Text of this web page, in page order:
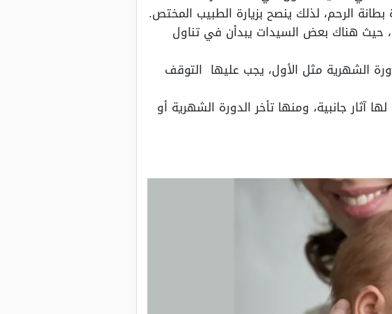
الرحم، لذلك ينصح بزيارة الطبيب المختص.
حيث هناك بعض السيدات يبدأن في تناول
الشهرية مثل الأول، يجب عليها التوقف
آثار جانبية، ومنها تأخر الدورة الشهرية أو